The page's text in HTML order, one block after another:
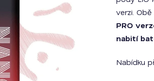
5
hvězdiček.
verzi.
PRO
nabití
Nabídku